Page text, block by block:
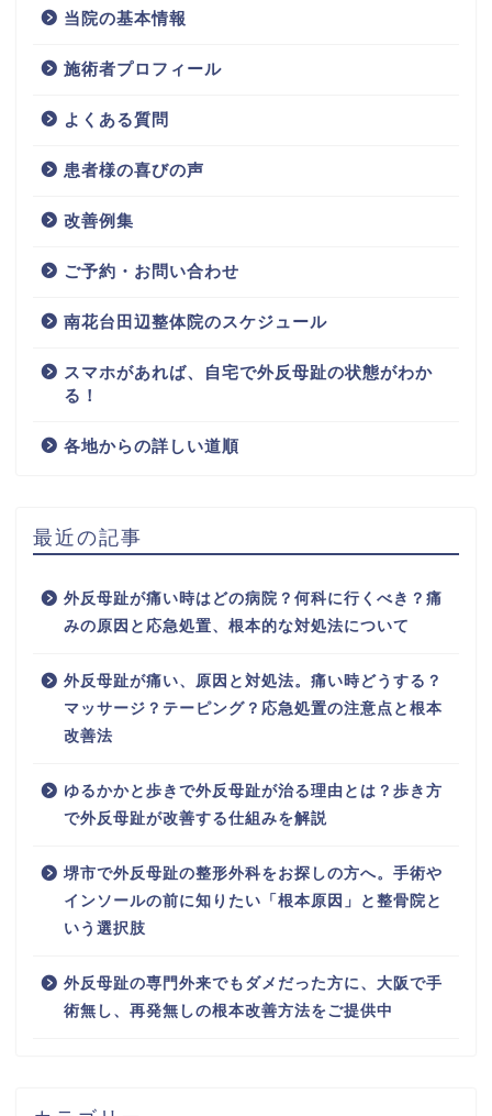
当院の基本情報
施術者プロフィール
よくある質問
患者様の喜びの声
改善例集
ご予約・お問い合わせ
南花台田辺整体院のスケジュール
スマホがあれば、自宅で外反母趾の状態がわか
る！
各地からの詳しい道順
最近の記事
外反母趾が痛い時はどの病院？何科に行くべき？痛
みの原因と応急処置、根本的な対処法について
外反母趾が痛い、原因と対処法。痛い時どうする？
マッサージ？テーピング？応急処置の注意点と根本
改善法
ゆるかかと歩きで外反母趾が治る理由とは？歩き方
で外反母趾が改善する仕組みを解説
堺市で外反母趾の整形外科をお探しの方へ。手術や
インソールの前に知りたい「根本原因」と整骨院と
いう選択肢
外反母趾の専門外来でもダメだった方に、大阪で手
術無し、再発無しの根本改善方法をご提供中